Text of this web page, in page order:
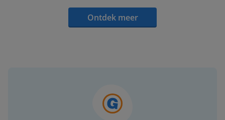
Ontdek meer